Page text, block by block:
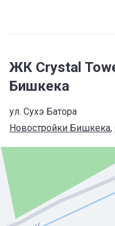
ЖК Crystal
Бишкека
ул. Сухэ Батора
Новостройки Бишкека,